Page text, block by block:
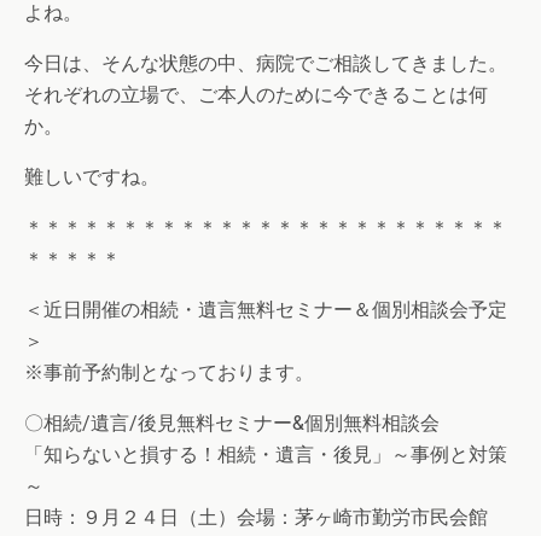
よね。
今日は、そんな状態の中、病院でご相談してきました。
それぞれの立場で、ご本人のために今できることは何
か。
難しいですね。
＊＊＊＊＊＊＊＊＊＊＊＊＊＊＊＊＊＊＊＊＊＊＊＊＊
＊＊＊＊＊
＜近日開催の相続・遺言無料セミナー＆個別相談会予定
＞
※事前予約制となっております。
〇相続/遺言/後見無料セミナー&個別無料相談会
「知らないと損する！相続・遺言・後見」～事例と対策
～
日時：９月２４日（土）会場：茅ヶ崎市勤労市民会館